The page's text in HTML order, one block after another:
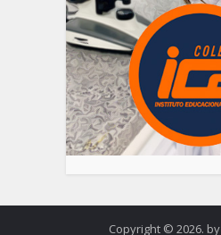
Copyright © 2026. by